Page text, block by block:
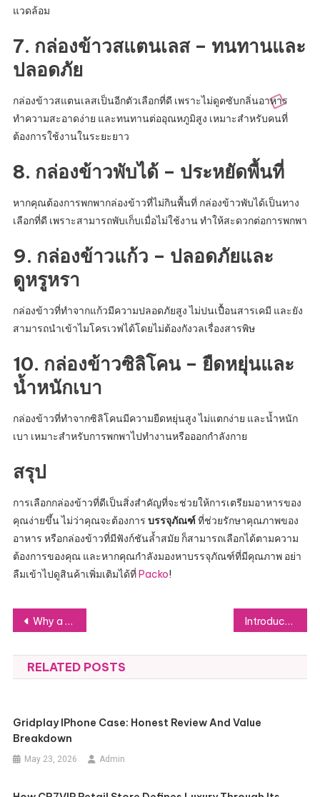
แวดล้อม
7. กล่องข้าวสแตนเลส – ทนทานและ
ปลอดภัย
กล่องข้าวสแตนเลสเป็นอีกตัวเลือกที่ดี เพราะไม่ดูดซับกลิ่นอาหาร
ทำความสะอาดง่าย และทนทานต่ออุณหภูมิสูง เหมาะสำหรับคนที่
ต้องการใช้งานในระยะยาว
8. กล่องข้าวพับได้ – ประหยัดพื้นที่
หากคุณต้องการพกพากล่องข้าวที่ไม่กินพื้นที่ กล่องข้าวพับได้เป็นทาง
เลือกที่ดี เพราะสามารถพับเก็บเมื่อไม่ใช้งาน ทำให้สะดวกต่อการพกพา
9. กล่องข้าวแก้ว – ปลอดภัยและ
ดูหรูหรา
กล่องข้าวที่ทำจากแก้วมีความปลอดภัยสูง ไม่ปนเปื้อนสารเคมี และยัง
สามารถนำเข้าไมโครเวฟได้โดยไม่ต้องกังวลเรื่องสารพิษ
10. กล่องข้าวซิลิโคน – ยืดหยุ่นและ
น้ำหนักเบา
กล่องข้าวที่ทำจากซิลิโคนมีความยืดหยุ่นสูง ไม่แตกง่าย และน้ำหนัก
เบา เหมาะสำหรับการพกพาไปทำงานหรือออกกำลังกาย
สรุป
การเลือกกล่องข้าวที่ดีเป็นสิ่งสำคัญที่จะช่วยให้การเตรียมอาหารของ
คุณง่ายขึ้น ไม่ว่าคุณจะต้องการ บรรจุภัณฑ์ที่ช่วยรักษาคุณภาพของ
อาหาร หรือกล่องข้าวที่มีฟังก์ชันล้ำสมัย ก็สามารถเลือกได้ตามความ
ต้องการของคุณ และหากคุณกำลังมองหาบรรจุภัณฑ์ที่มีคุณภาพ อย่า
ลืมเข้าไปดูสินค้าเพิ่มเติมได้ที่Packo!
Post
navigation
Why a Web Design Course in Karaj is Essential for Your Career Advancement Introduction to Smart Blinds
RELATED POSTS
Gridplay IPhone Case: Honest Review And Value
Breakdown
May 23, 2026 Admin